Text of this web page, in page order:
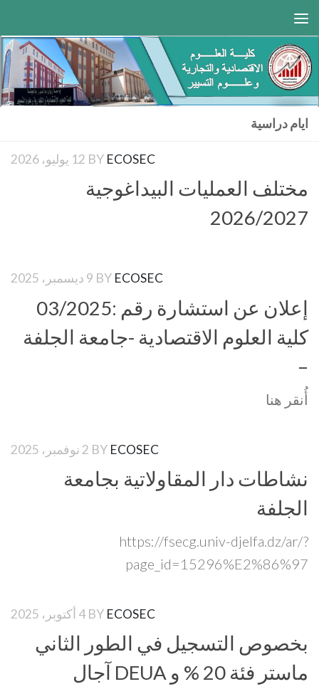
ايام دراسية
12 يوليو، 2026 BY ECOSEC
مختلف العمليات البيداغوجية
2026/2027
9 ديسمبر، 2025 BY ECOSEC
إعلان عن استشارة رقم :03/2025
كلية العلوم الاقتصادية -جامعة الجلفة
–
أُنقر هنا
2 نوفمبر، 2025 BY ECOSEC
نشاطات دار المقاولاتية بجامعة
الجلفة
https://fsecg.univ-djelfa.dz/ar/?
page_id=15296%E2%86%97
4 أكتوبر، 2025 BY ECOSEC
بخصوص التسجيل في الطور الثاني
ماستر فئة 20 % و DEUA آجال